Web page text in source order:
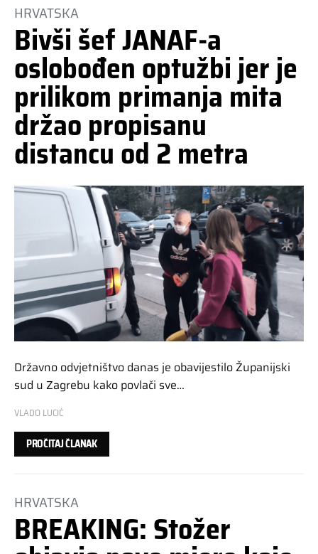
HRVATSKA
Bivši šef JANAF-a
oslobođen optužbi jer je
prilikom primanja mita
držao propisanu
distancu od 2 metra
Državno odvjetništvo danas je obavijestilo Županijski
sud u Zagrebu kako povlači sve…
VLADO LUCIĆ
PROČITAJ ČLANAK
HRVATSKA
BREAKING: Stožer